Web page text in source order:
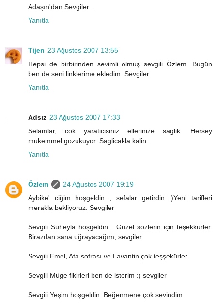
Adaşın'dan Sevgiler...
Yanıtla
Tijen 23 Ağustos 2007 13:55
Hepsi de birbirinden sevimli olmuş sevgili Özlem. Bugün
ben de seni linklerime ekledim. Sevgiler.
Yanıtla
Adsız 23 Ağustos 2007 17:33
Selamlar, cok yaraticisiniz ellerinize saglik. Hersey
mukemmel gozukuyor. Saglicakla kalin.
Yanıtla
Özlem
24 Ağustos 2007 19:19
Aybike' ciğim hoşgeldin , sefalar getirdin :)Yeni tarifleri
merakla bekliyoruz. Sevgiler
Sevgili Süheyla hoşgeldin . Güzel sözlerin için teşekkürler.
Birazdan sana uğrayacağım, sevgiler.
Sevgili Emel, Ata sofrası ve Lavantin çok teşşekürler.
Sevgili Müge fikirleri ben de isterim :) sevgiler
Sevgili Yeşim hoşgeldin. Beğenmene çok sevindim .